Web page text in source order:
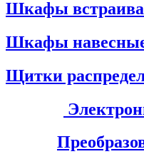
Шкафы
Шкафы
Щитки